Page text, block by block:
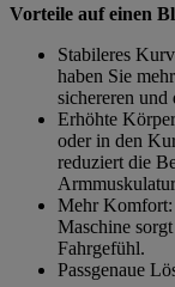
Vorteile auf einen
Stabileres
haben Sie
sichereren und
Erhöhte
oder in den
reduziert die
Mehr Komfort:
Maschine
Fahrgefühl.
Passgenaue